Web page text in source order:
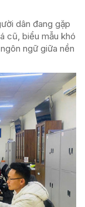
dân đang gặp
cũ, biểu mẫu khó
ngữ giữa nền